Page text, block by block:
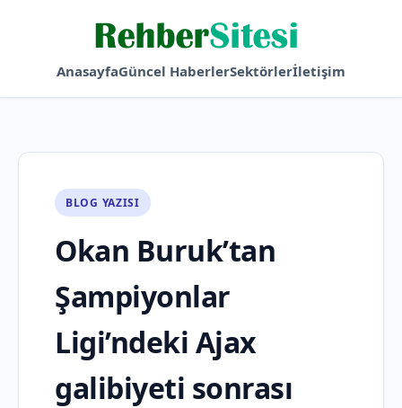
AnasayfaGüncel HaberlerSektörlerİletişim
BLOG YAZISI
Okan Buruk’tan
Şampiyonlar
Ligi’ndeki Ajax
galibiyeti sonrası